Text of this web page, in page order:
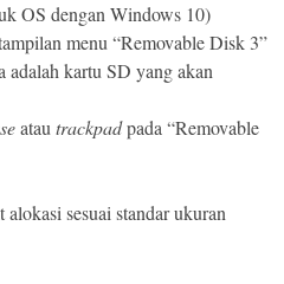
OS dengan Windows 10)
menu “Removable Disk 3”
adalah kartu SD yang akan
atau trackpadpada “Removable
sesuai standar ukuran